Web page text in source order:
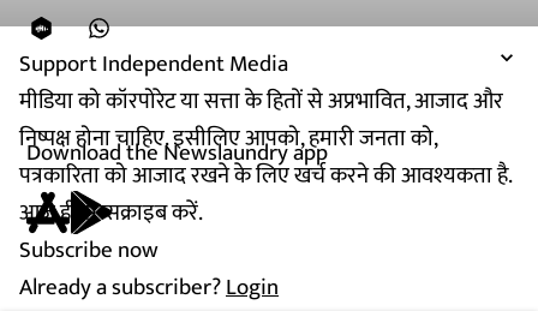
Support Independent Media
मीडिया को कॉरपोरेट या सत्ता के हितों से अप्रभावित, आजाद और
निष्पक्ष होना चाहिए. इसीलिए आपको, हमारी जनता को,
पत्रकारिता को आजाद रखने के लिए खर्च करने की आवश्यकता है.
आज ही सब्सक्राइब करें.
Subscribe now
Already a subscriber?Login
Download the Newslaundry app